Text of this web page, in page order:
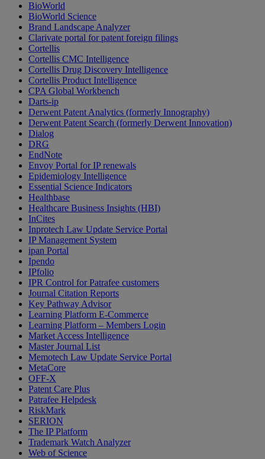
BioWorld
BioWorld Science
Brand Landscape Analyzer
Clarivate portal for patent foreign filings
Cortellis
Cortellis CMC Intelligence
Cortellis Drug Discovery Intelligence
Cortellis Product Intelligence
CPA Global Workbench
Darts-ip
Derwent Patent Analytics (formerly Innography)
Derwent Patent Search (formerly Derwent Innovation)
Dialog
DRG
EndNote
Envoy Portal for IP renewals
Epidemiology Intelligence
Essential Science Indicators
Healthbase
Healthcare Business Insights (HBI)
InCites
Inprotech Law Update Service Portal
IP Management System
ipan Portal
Ipendo
IPfolio
IPR Control for Patrafee customers
Journal Citation Reports
Key Pathway Advisor
Learning Platform E-Commerce
Learning Platform – Members Login
Market Access Intelligence
Master Journal List
Memotech Law Update Service Portal
MetaCore
OFF-X
Patent Care Plus
Patrafee Helpdesk
RiskMark
SERION
The IP Platform
Trademark Watch Analyzer
Web of Science